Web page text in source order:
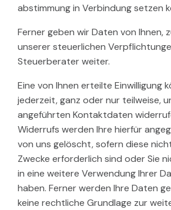
abstimmung in Verbindung setzen
Ferner geben wir Daten von Ihnen,
unserer steuerlichen
Steuerberater weiter.
Eine von Ihnen erteilte Einwilligung
jederzeit, ganz oder nur teilweise,
angeführten Kontaktdaten
Widerrufs werden Ihre hierfür
von uns gelöscht, sofern diese
Zwecke erforderlich sind oder Sie
in eine weitere Verwendung Ihrer
haben. Ferner werden Ihre Daten
keine rechtliche Grundlage zur